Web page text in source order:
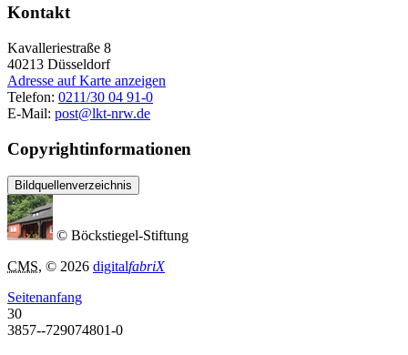
Kontakt
Kavalleriestraße 8
40213 Düsseldorf
Adresse auf Karte anzeigen
Telefon: 0211/30 04 91-0
E-Mail: post@lkt-nrw.de
Copyrightinformationen
Bildquellenverzeichnis
© Böckstiegel-Stiftung
CMS, © 2026 digitalfabriX
Seitenanfang
30
3857--729074801-0